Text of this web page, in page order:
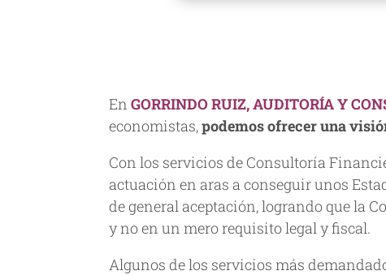
EnGORRINDO RUIZ, AUDITORÍA Y
economistas,podemos ofrecer una
Con los servicios de Consultoría
actuación en aras a conseguir unos
de general aceptación, logrando que la
y no en un mero requisito legal y fiscal.
Algunos de los servicios más